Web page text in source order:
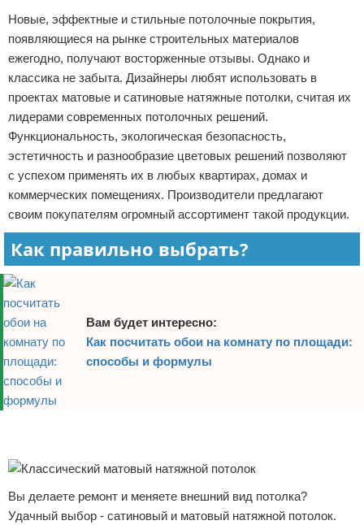
Домашний быт
Коммунальные услуги
Сантехника
Безопасность
Стройматериалы
Разное
Отказ от ответственности
Новые, эффектные и стильные потолочные покрытия,
появляющиеся на рынке строительных материалов
ежегодно, получают восторженные отзывы. Однако и
классика не забыта. Дизайнеры любят использовать в
проектах матовые и сатиновые натяжные потолки, считая их
лидерами современных потолочных решений.
Функциональность, экологическая безопасность,
эстетичность и разнообразие цветовых решений позволяют
с успехом применять их в любых квартирах, домах и
коммерческих помещениях. Производители предлагают
своим покупателям огромный ассортимент такой продукции.
Как правильно выбрать?
Вам будет интересно:
Как посчитать обои на комнату по площади:
способы и формулы
Вы делаете ремонт и меняете внешний вид потолка?
Удачный выбор - сатиновый и матовый натяжной потолок.